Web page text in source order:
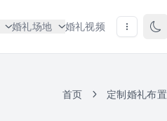
婚礼场地 婚礼视频
首页 定制婚礼布置